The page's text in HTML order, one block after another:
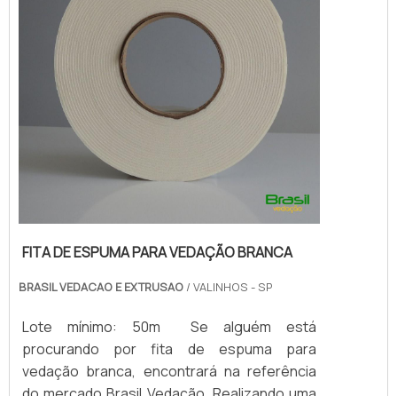
FITA DE ESPUMA PARA VEDAÇÃO BRANCA
BRASIL VEDACAO E EXTRUSAO / VALINHOS - SP
Lote mínimo: 50m Se alguém está
procurando por fita de espuma para
vedação branca, encontrará na referência